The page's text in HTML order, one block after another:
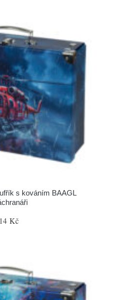
s kováním BAAGL
Kč